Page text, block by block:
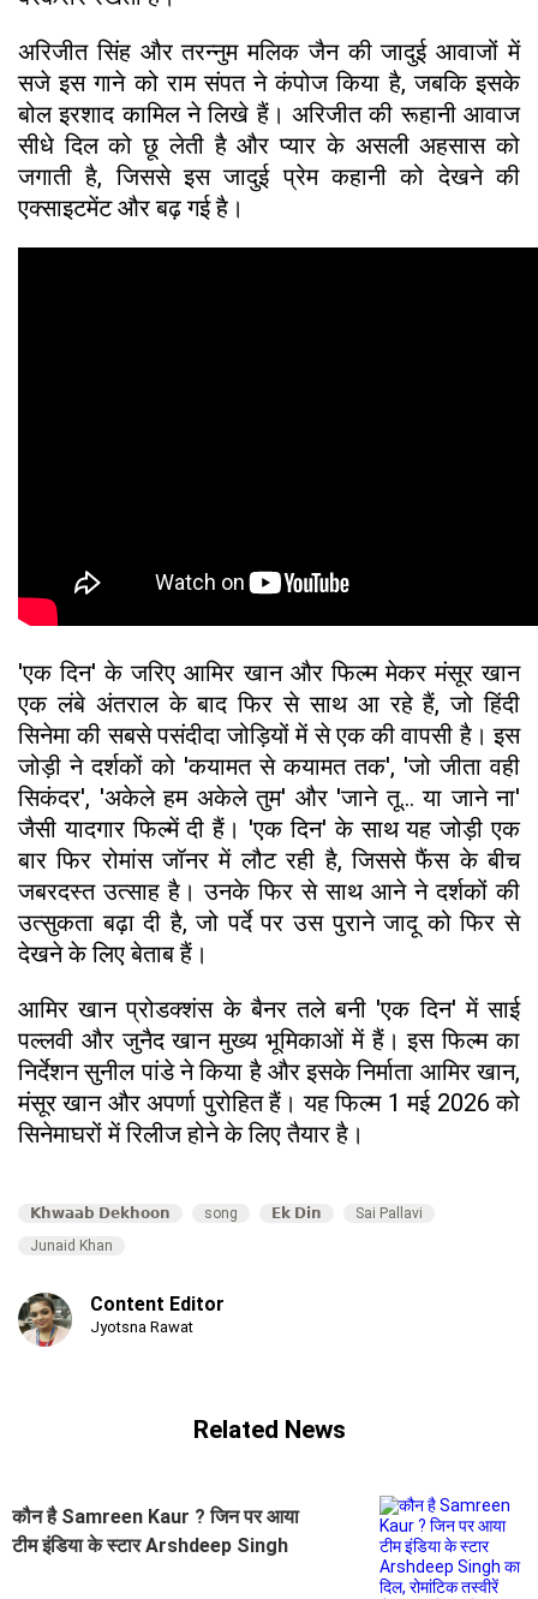
​अरिजीत सिंह और तरन्नुम मलिक जैन की जादुई आवाजों में
सजे इस गाने को राम संपत ने कंपोज किया है, जबकि इसके
बोल इरशाद कामिल ने लिखे हैं। अरिजीत की रूहानी आवाज
सीधे दिल को छू लेती है और प्यार के असली अहसास को
जगाती है, जिससे इस जादुई प्रेम कहानी को देखने की
एक्साइटमेंट और बढ़ गई है।
'एक दिन' के जरिए आमिर खान और फिल्म मेकर मंसूर खान
एक लंबे अंतराल के बाद फिर से साथ आ रहे हैं, जो हिंदी
सिनेमा की सबसे पसंदीदा जोड़ियों में से एक की वापसी है। इस
जोड़ी ने दर्शकों को 'कयामत से कयामत तक', 'जो जीता वही
सिकंदर', 'अकेले हम अकेले तुम' और 'जाने तू... या जाने ना'
जैसी यादगार फिल्में दी हैं। 'एक दिन' के साथ यह जोड़ी एक
बार फिर रोमांस जॉनर में लौट रही है, जिससे फैंस के बीच
जबरदस्त उत्साह है। उनके फिर से साथ आने ने दर्शकों की
उत्सुकता बढ़ा दी है, जो पर्दे पर उस पुराने जादू को फिर से
देखने के लिए बेताब हैं।
​आमिर खान प्रोडक्शंस के बैनर तले बनी 'एक दिन' में साई
पल्लवी और जुनैद खान मुख्य भूमिकाओं में हैं। इस फिल्म का
निर्देशन सुनील पांडे ने किया है और इसके निर्माता आमिर खान,
मंसूर खान और अपर्णा पुरोहित हैं। यह फिल्म 1 मई 2026 को
सिनेमाघरों में रिलीज होने के लिए तैयार है।
𝗞𝗵𝘄𝗮𝗮𝗯 𝗗𝗲𝗸𝗵𝗼𝗼𝗻 song 𝗘𝗸 𝗗𝗶𝗻
Sai Pallavi
Junaid Khan
Content Editor
Jyotsna Rawat
Related News
कौन है Samreen Kaur ? जिन पर आया
टीम इंडिया के स्टार Arshdeep Singh